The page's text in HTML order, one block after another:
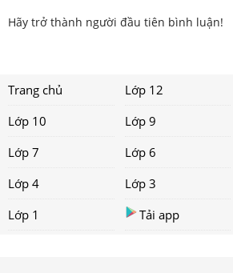
Hãy trở thành người đầu tiên bình luận!
Trang chủ Lớp 12
Lớp 10
Lớp 9
Lớp 7
Lớp 6
Lớp 4
Lớp 3
Lớp 1
Tải app